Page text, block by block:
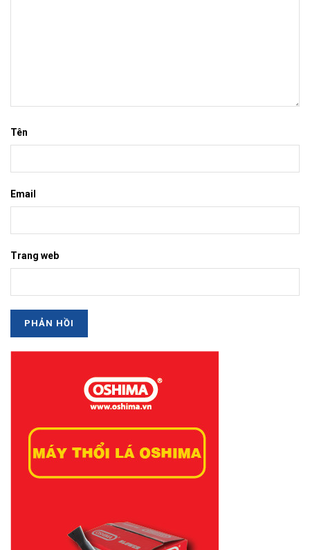
Tên
Email
Trang web